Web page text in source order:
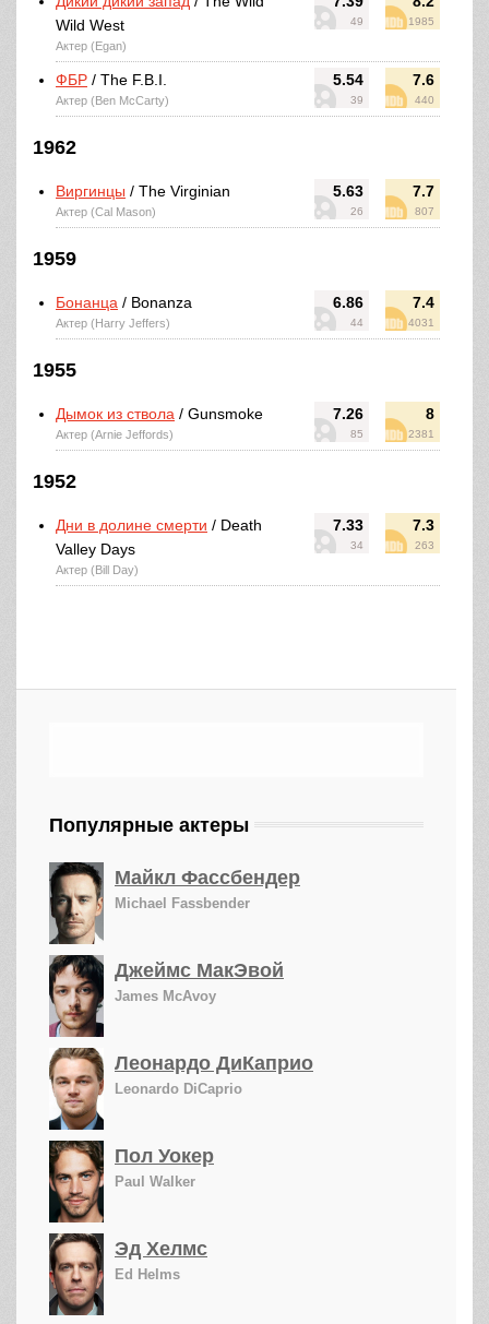
49 1985
Wild West
Актер (Egan)
5.54
39
7.6
440
ФБР / The F.B.I.
Актер (Ben McCarty)
1962
5.63
26
7.7
807
Виргинцы / The Virginian
Актер (Cal Mason)
1959
6.86
44
7.4
4031
Бонанца / Bonanza
Актер (Harry Jeffers)
1955
7.26
85
8
2381
Дымок из ствола / Gunsmoke
Актер (Arnie Jeffords)
1952
7.33
34
7.3
263
Дни в долине смерти / Death
Valley Days
Актер (Bill Day)
Популярные актеры
Майкл Фассбендер
Michael Fassbender
Джеймс МакЭвой
James McAvoy
Леонардо ДиКаприо
Leonardo DiCaprio
Пол Уокер
Paul Walker
Эд Хелмс
Ed Helms